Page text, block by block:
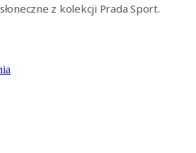
z kolekcji Prada Sport.